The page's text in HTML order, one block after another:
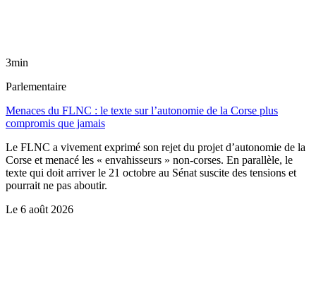
3min
Parlementaire
Menaces du FLNC : le texte sur l’autonomie de la Corse plus
compromis que jamais
Le FLNC a vivement exprimé son rejet du projet d’autonomie de la
Corse et menacé les « envahisseurs » non-corses. En parallèle, le
texte qui doit arriver le 21 octobre au Sénat suscite des tensions et
pourrait ne pas aboutir.
Le 6 août 2026